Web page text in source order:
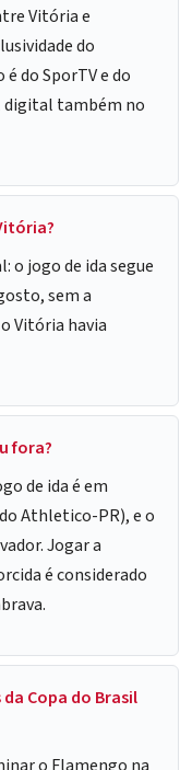
Vitória e
do
do SporTV e do
digital também no
o jogo de ida segue
sem a
Vitória havia
fora?
de ida é em
Athletico-PR), e o
Jogar a
é considerado
Copa do Brasil